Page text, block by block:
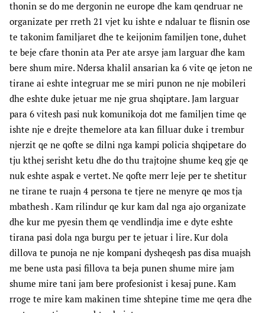
thonin se do me dergonin ne europe dhe kam qendruar ne
organizate per rreth 21 vjet ku ishte e ndaluar te flisnin ose
te takonim familjaret dhe te keijonim familjen tone, duhet
te beje cfare thonin ata Per ate arsye jam larguar dhe kam
bere shum mire. Ndersa khalil ansarian ka 6 vite qe jeton ne
tirane ai eshte integruar me se miri punon ne nje mobileri
dhe eshte duke jetuar me nje grua shqiptare. Jam larguar
para 6 vitesh pasi nuk komunikoja dot me familjen time qe
ishte nje e drejte themelore ata kan filluar duke i trembur
njerzit qe ne qofte se dilni nga kampi policia shqipetare do
tju kthej serisht ketu dhe do thu trajtojne shume keq gje qe
nuk eshte aspak e vertet. Ne qofte merr leje per te shetitur
ne tirane te ruajn 4 persona te tjere ne menyre qe mos tja
mbathesh . Kam rilindur qe kur kam dal nga ajo organizate
dhe kur me pyesin them qe vendlindja ime e dyte eshte
tirana pasi dola nga burgu per te jetuar i lire. Kur dola
dillova te punoja ne nje kompani dysheqesh pas disa muajsh
me bene usta pasi fillova ta beja punen shume mire jam
shume mire tani jam bere profesionist i kesaj pune. Kam
rroge te mire kam makinen time shtepine time me qera dhe